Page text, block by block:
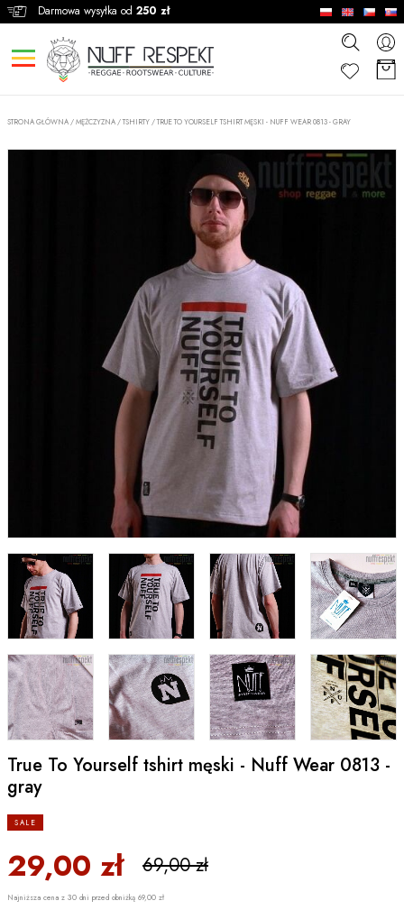
Darmowa wysyłka od 250 zł
STRONA GŁÓWNA /MĘŻCZYZNA /TSHIRTY /TRUE TO YOURSELF TSHIRT MĘSKI - NUFF WEAR 0813 - GRAY
True To Yourself tshirt męski - Nuff Wear 0813 -
gray
SALE
69,00 zł
29,00 zł
Najniższa cena z 30 dni przed obniżką 69,00 zł